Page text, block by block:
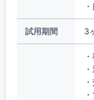
試用期間 3